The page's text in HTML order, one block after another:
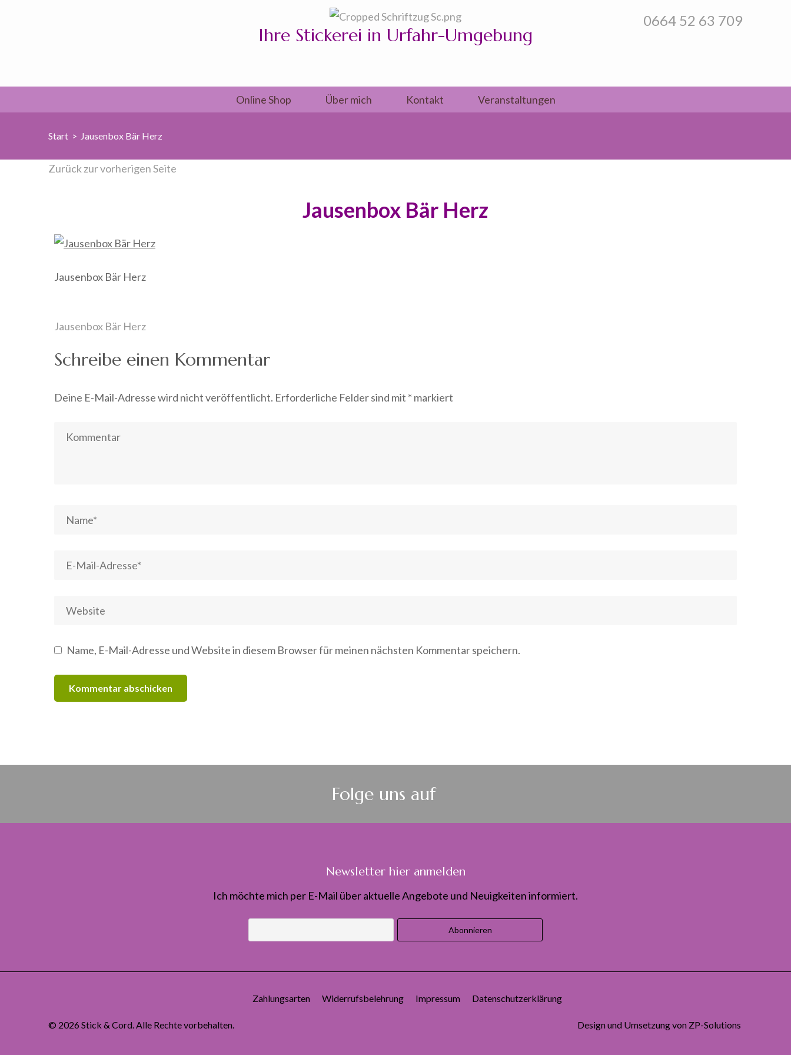
0664 52 63 709
Ihre Stickerei in Urfahr-Umgebung
Online Shop Über mich Kontakt Veranstaltungen
Start > Jausenbox Bär Herz
Zurück zur vorherigen Seite
Jausenbox Bär Herz
Jausenbox Bär Herz
Beitragsnavigation
Jausenbox Bär Herz
Schreibe einen Kommentar
Deine E-Mail-Adresse wird nicht veröffentlicht. Erforderliche Felder sind mit * markiert
Name, E-Mail-Adresse und Website in diesem Browser für meinen nächsten Kommentar speichern.
Folge uns auf
Newsletter hier anmelden
Ich möchte mich per E-Mail über aktuelle Angebote und Neuigkeiten informiert.
Zahlungsarten Widerrufsbelehrung Impressum Datenschutzerklärung
© 2026 Stick & Cord . Alle Rechte vorbehalten. Design und Umsetzung von ZP-Solutions